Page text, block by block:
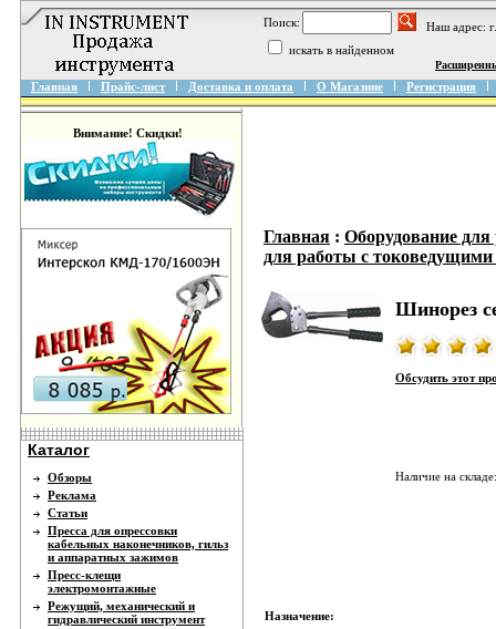
Поиск:
Наш адрес:
искать в найденном
Главная Прайс-лист Доставка и оплата О Магазине Регистрация
Внимание! Скидки!
Каталог
Обзоры
Реклама
Статьи
Пресса для опрессовки
кабельных наконечников, гильз
и аппаратных зажимов
Пресс-клещи
электромонтажные
Режущий, механический и
гидравлический инструмент
Главная : Оборудование
для работы с
Шинорез
Обсудить этот
Наличие на
Назначение: